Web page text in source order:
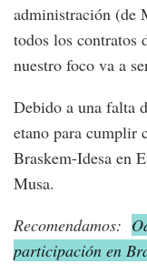
administración (de
todos los contratos
nuestro foco va a
Debido a una falta
etano para cumplir
Braskem-Idesa en
Musa.
Recomendamos:
participación en